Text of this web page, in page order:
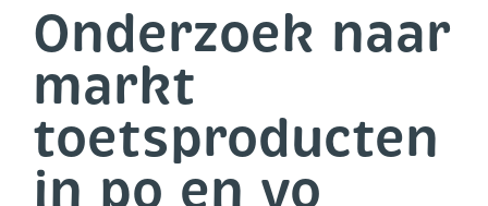
Onderzoek naar
markt
toetsproducten
in po en vo